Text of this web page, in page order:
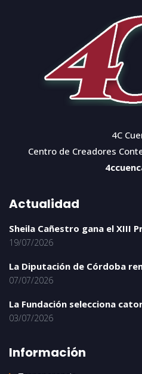
4C
Centro de Creadores
Actualidad
Sheila Cañestro gana el XIII
19/07/2026
La Diputación de Córdoba
07/07/2026
La Fundación selecciona
03/07/2026
Información